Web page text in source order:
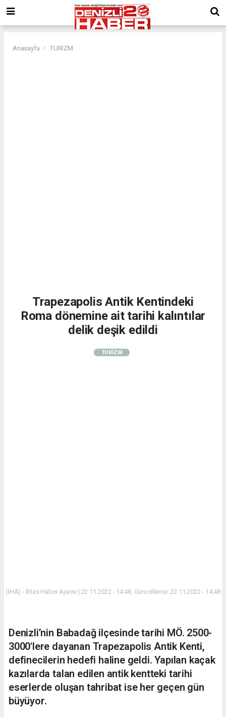
Anasayfa TURİZM
Trapezapolis Antik Kentindeki
Roma dönemine ait tarihi kalıntılar
delik deşik edildi
TURİZM
(İHA) - İhlas Haber Ajansı | 22.11.2022 - 14:48, Güncelleme: 22.11.2022 - 14:48
Denizli’nin Babadağ ilçesinde tarihi MÖ. 2500-
3000'lere dayanan Trapezapolis Antik Kenti,
definecilerin hedefi haline geldi. Yapılan kaçak
kazılarda talan edilen antik kentteki tarihi
eserlerde oluşan tahribat ise her geçen gün
büyüyor.